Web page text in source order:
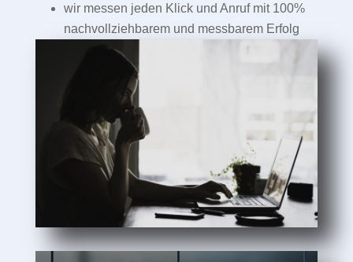
wir messen jeden Klick und Anruf mit 100%
nachvollziehbarem und messbarem Erfolg